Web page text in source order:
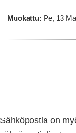
Muokattu: Pe, 13
Sähköpostia on